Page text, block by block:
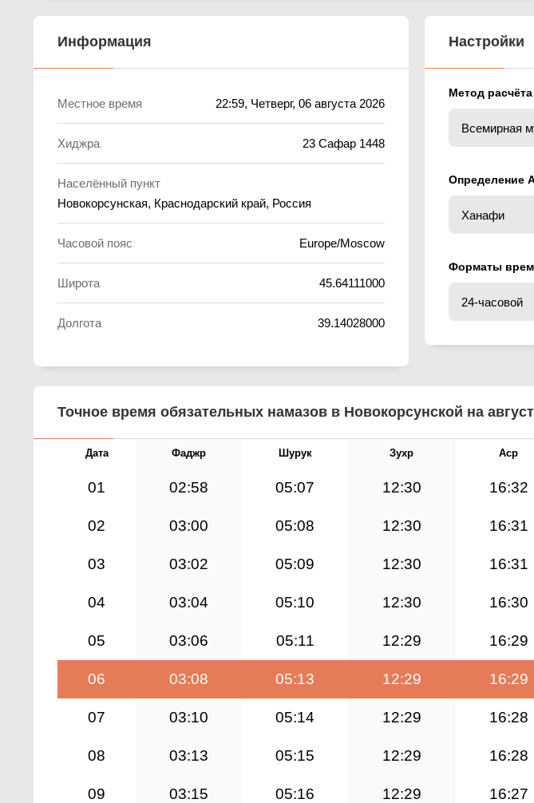
Информация
Местное время 22:59, Четверг, 06 августа 2026
Хиджра 23 Сафар 1448
Населённый пункт
Новокорсунская, Краснодарский край, Россия
Часовой пояс Europe/Moscow
Широта 45.64111000
Долгота 39.14028000
Настройки
Метод
Определение
Форматы
Точное время обязательных намазов в Новокорсунской на
Дата Фаджр Шурук Зухр Аср
01 02:58 05:07 12:30 16:32
02 03:00 05:08 12:30 16:31
03 03:02 05:09 12:30 16:31
04 03:04 05:10 12:30 16:30
05 03:06 05:11 12:29 16:29
06 03:08 05:13 12:29 16:29
07 03:10 05:14 12:29 16:28
08 03:13 05:15 12:29 16:28
09 03:15 05:16 12:29 16:27